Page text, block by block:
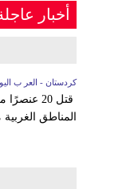
أخبار
كردستان - العر ب
المناطق